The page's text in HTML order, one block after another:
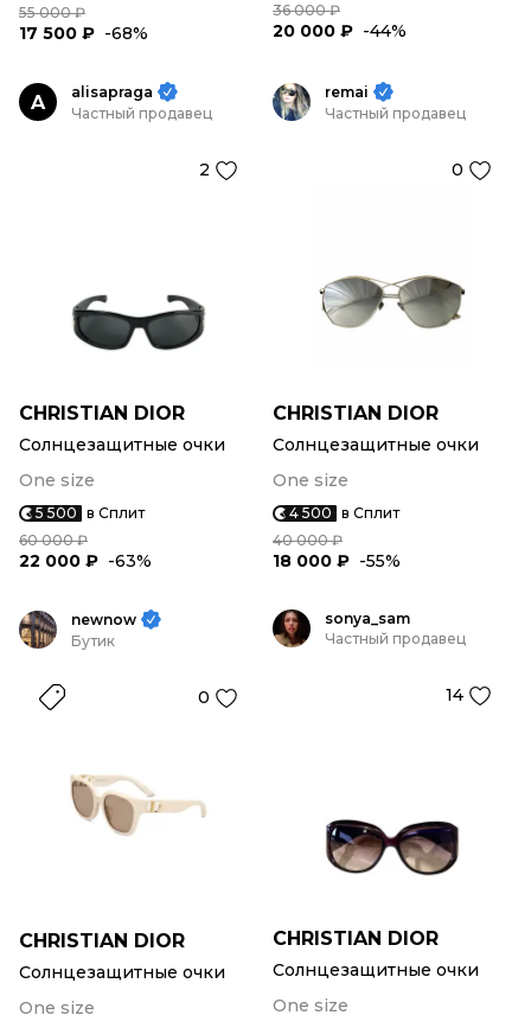
55 000 ₽
17 500 ₽ -68%
36 000 ₽
20 000 ₽ -44%
A
alisapraga
Частный продавец
2
CHRISTIAN DIOR
Солнцезащитные очки
One size
5 500 в Сплит
60 000 ₽
22 000 ₽ -63%
remai
Частный продавец
0
CHRISTIAN DIOR
Солнцезащитные очки
One size
4 500 в Сплит
40 000 ₽
18 000 ₽ -55%
newnow
Бутик
0
CHRISTIAN DIOR
Солнцезащитные очки
One size
sonya_sam
Частный продавец
14
CHRISTIAN DIOR
Солнцезащитные очки
One size